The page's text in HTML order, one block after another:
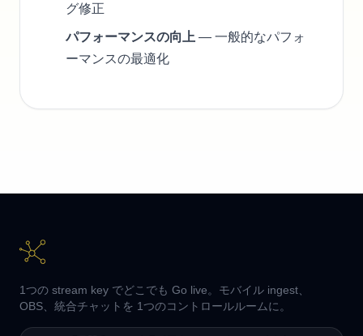
グ修正
パフォーマンスの向上 — 一般的なパフォ
ーマンスの最適化
1つの stream key でどこでも Go live。モバイル ingest、
OBS、統合チャットを 1つのコントロールルームに。